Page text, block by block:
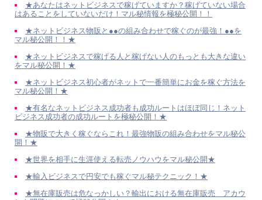
★あなたはネットビジネスで稼げていますか？稼げていない場合
はあることをしていないだけ！マル秘情報を極秘公開！！
★ネットビジネス物販と●●の組み合わせで稼ぐのが最強！●●を
マル秘公開！！★
★ネットビジネスで稼げる人と稼げない人のもっとも大きな違い
をマル秘公開！★
★ネットビジネス初心者がネットで一番簡単にお金を稼ぐ方法を
マル秘公開！★
★有名なネットビジネス成功者も成功ルートはほぼ同じ！ネット
ビジネス成功者の成功ルートを極秘公開！★
★物販で大きく稼ぐならこれ！最強物販の組み合わせをマル秘公
開！★
★世界を相手に生涯使える転売ノウハウをマル秘公開★
★輸入ビジネスで円安でも稼ぐマル秘テクニック！★
★無在庫販売は危なっかしい？輸出における無在庫販売 アカウ